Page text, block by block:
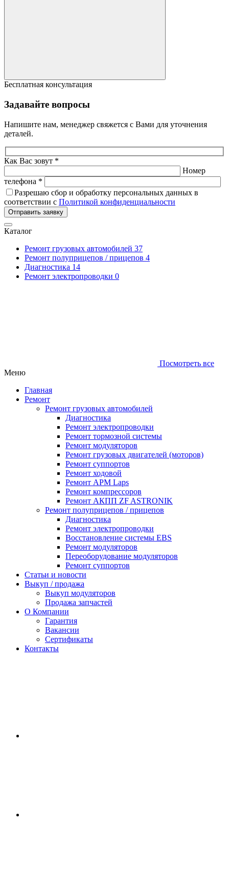
Бесплатная консультация
Задавайте вопросы
Напишите нам, менеджер свяжется с Вами для уточнения
деталей.
Как Вас зовут *
Номер
телефона *
Разрешаю сбор и обработку персональных данных в
соответствии с Политикой конфиденциальности
Отправить заявку
Каталог
Ремонт грузовых автомобилей 37
Ремонт полуприцепов / прицепов 4
Диагностика 14
Ремонт электропроводки 0
Посмотреть все
Меню
Главная
Ремонт
Ремонт грузовых автомобилей
Диагностика
Ремонт электропроводки
Ремонт тормозной системы
Ремонт модуляторов
Ремонт грузовых двигателей (моторов)
Ремонт суппортов
Ремонт ходовой
Ремонт APM Laps
Ремонт компрессоров
Ремонт АКПП ZF ASTRONIK
Ремонт полуприцепов / прицепов
Диагностика
Ремонт электропроводки
Восстановление системы EBS
Ремонт модуляторов
Переоборудование модуляторов
Ремонт суппортов
Статьи и новости
Выкуп / продажа
Выкуп модуляторов
Продажа запчастей
О Компании
Гарантия
Вакансии
Сертификаты
Контакты